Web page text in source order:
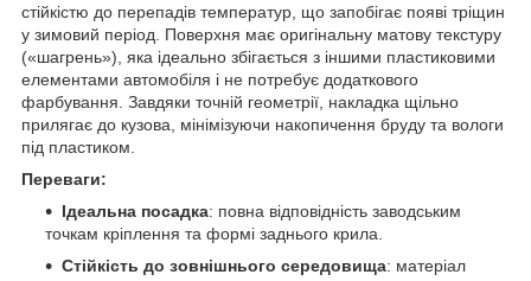
стійкістю до перепадів температур, що запобігає появі тріщин
у зимовий період. Поверхня має оригінальну матову текстуру
(«шагрень»), яка ідеально збігається з іншими пластиковими
елементами автомобіля і не потребує додаткового
фарбування. Завдяки точній геометрії, накладка щільно
прилягає до кузова, мінімізуючи накопичення бруду та вологи
під пластиком.
Переваги:
Ідеальна посадка: повна відповідність заводським
точкам кріплення та формі заднього крила.
Стійкість до зовнішнього середовища: матеріал